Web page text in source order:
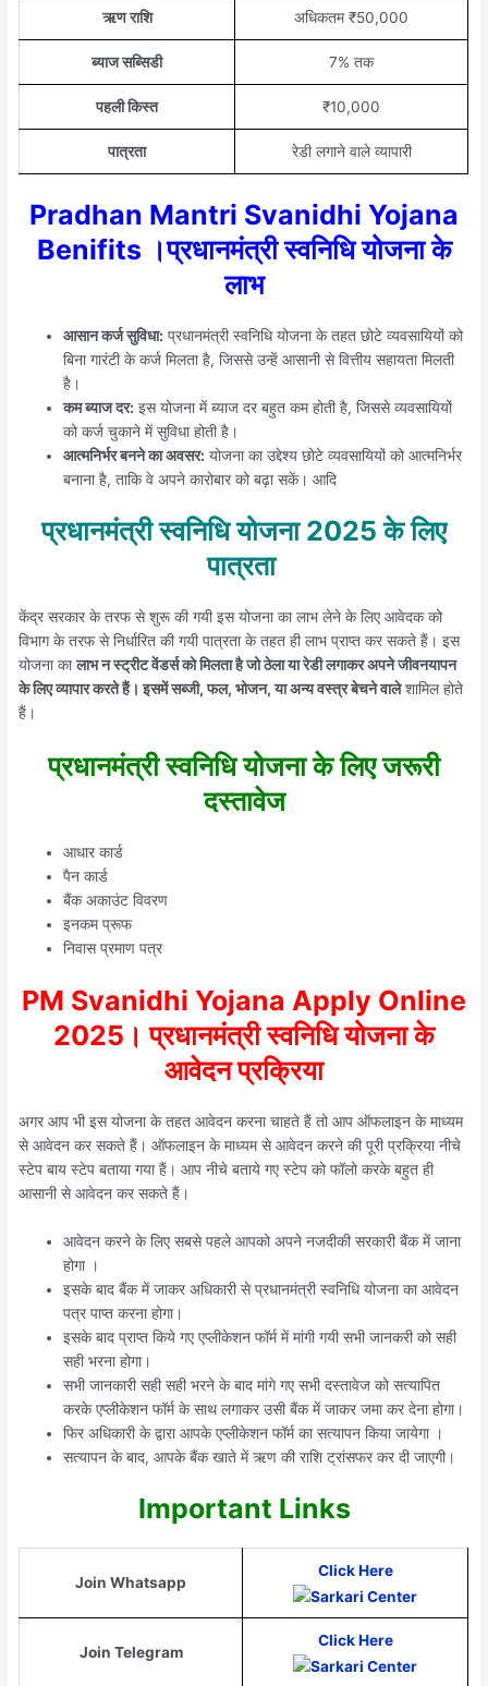
ऋण राशि अधिकतम ₹50,000
ब्याज सब्सिडी 7% तक
पहली किस्त ₹10,000
पात्रता रेडी लगाने वाले व्यापारी
Pradhan Mantri Svanidhi Yojana
Benifits ।प्रधानमंत्री स्वनिधि योजना के
लाभ
आसान कर्ज सुविधा: प्रधानमंत्री स्वनिधि योजना के तहत छोटे व्यवसायियों को
बिना गारंटी के कर्ज मिलता है, जिससे उन्हें आसानी से वित्तीय सहायता मिलती
है।
कम ब्याज दर: इस योजना में ब्याज दर बहुत कम होती है, जिससे व्यवसायियों
को कर्ज चुकाने में सुविधा होती है।
आत्मनिर्भर बनने का अवसर: योजना का उद्देश्य छोटे व्यवसायियों को आत्मनिर्भर
बनाना है, ताकि वे अपने कारोबार को बढ़ा सकें। आदि
प्रधानमंत्री स्वनिधि योजना 2025 के लिए
पात्रता
केंद्र सरकार के तरफ से शुरू की गयी इस योजना का लाभ लेने के लिए आवेदक को
विभाग के तरफ से निर्धारित की गयी पात्रता के तहत ही लाभ प्राप्त कर सकते हैं। इस
योजना कालाभ न स्ट्रीट वेंडर्स को मिलता है जो ठेला या रेडी लगाकर अपने जीवनयापन
के लिए व्यापार करते हैं। इसमें सब्जी, फल, भोजन, या अन्य वस्त्र बेचने वालेशामिल होते
हैं।
प्रधानमंत्री स्वनिधि योजना के लिए जरूरी
दस्तावेज
आधार कार्ड
पैन कार्ड
बैंक अकाउंट विवरण
इनकम प्रूफ
निवास प्रमाण पत्र
PM Svanidhi Yojana Apply Online
2025।प्रधानमंत्री स्वनिधि योजना के
आवेदन प्रक्रिया
अगर आप भी इस योजना के तहत आवेदन करना चाहते हैं तो आप ऑफलाइन के माध्यम
से आवेदन कर सकते हैं। ऑफलाइन के माध्यम से आवेदन करने की पूरी प्रक्रिया नीचे
स्टेप बाय स्टेप बताया गया हैं। आप नीचे बताये गए स्टेप को फॉलो करके बहुत ही
आसानी से आवेदन कर सकते हैं।
आवेदन करने के लिए सबसे पहले आपको अपने नजदीकी सरकारी बैंक में जाना
होगा ।
इसके बाद बैंक में जाकर अधिकारी से प्रधानमंत्री स्वनिधि योजना का आवेदन
पत्र पाप्त करना होगा।
इसके बाद प्राप्त किये गए एप्लीकेशन फॉर्म में मांगी गयी सभी जानकरी को सही
सही भरना होगा।
सभी जानकारी सही सही भरने के बाद मांगे गए सभी दस्तावेज को सत्यापित
करके एप्लीकेशन फॉर्म के साथ लगाकर उसी बैंक में जाकर जमा कर देना होगा।
फिर अधिकारी के द्वारा आपके एप्लीकेशन फॉर्म का सत्यापन किया जायेगा ।
सत्यापन के बाद, आपके बैंक खाते में ऋण की राशि ट्रांसफर कर दी जाएगी।
Important Links
Join Whatsapp
Click Here
Join Telegram
Click Here